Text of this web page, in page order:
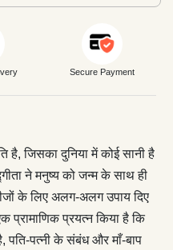
Secure Payment
है, जिसका दुनिया में कोई सानी है
ने मनुष्य को जन्म के साथ ही
के लिए अलग-अलग उपाय दिए
प्रयत्न किया है कि
पति-पत्नी के संबंध और माँ-बाप